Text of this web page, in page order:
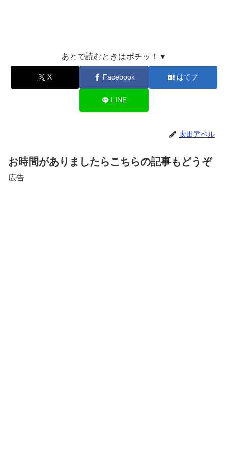
あとで読むときはポチッ！▼
X Facebook はてブ
LINE
太田アベル
お時間がありましたらこちらの記事もどうぞ
広告